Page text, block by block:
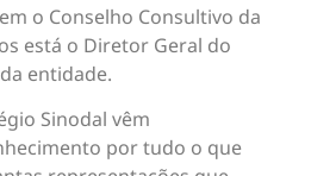
o Conselho Consultivo da
está o Diretor Geral do
entidade.
Sinodal vêm
por tudo o que